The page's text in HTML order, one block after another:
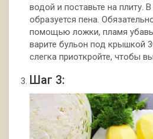
водой и поставьте на плиту.
образуется пена.
помощью ложки, пламя
варите бульон под крышкой
слегка приоткройте, чтобы
Шаг 3: